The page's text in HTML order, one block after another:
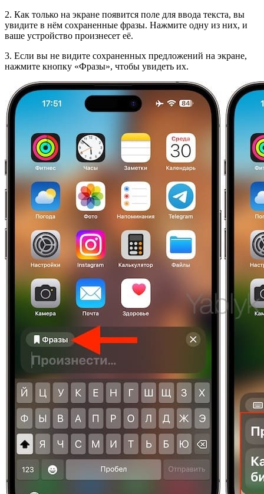
2. Как только на экране появится поле для ввода текста, вы
увидите в нём сохраненные фразы. Нажмите одну из них, и
ваше устройство произнесет её.
3. Если вы не видите сохраненных предложений на экране,
нажмите кнопку «Фразы», ​​чтобы увидеть их.